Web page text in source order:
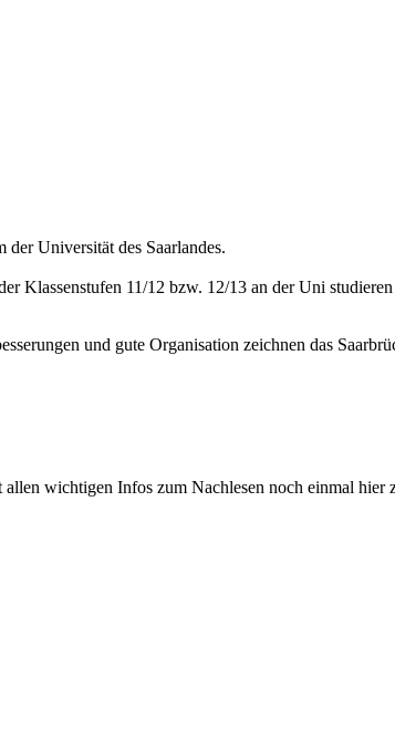
Universität des Saarlandes.
Klassenstufen 11/12 bzw. 12/13 an der Uni
und gute Organisation zeichnen das
wichtigen Infos zum Nachlesen noch einmal hier